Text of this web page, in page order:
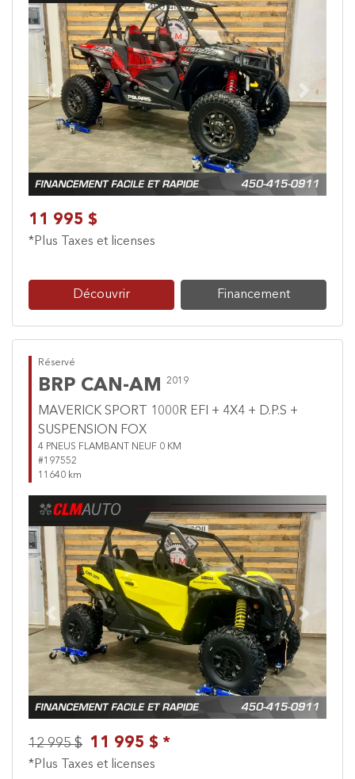
Previous Next
11 995 $
*Plus Taxes et licenses
Découvrir Financement
Réservé
BRP CAN-AM 2019
MAVERICK SPORT 1000R EFI + 4X4 + D.P.S +
SUSPENSION FOX
4 PNEUS FLAMBANT NEUF 0 KM
#197552
11640 km
Previous Next
12 995 $ 11 995 $ *
*Plus Taxes et licenses